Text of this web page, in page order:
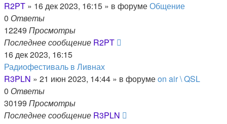
R2PT » 16 дек 2023, 16:15 » в форумеОбщение
0 Ответы
12249 Просмотры
Последнее сообщение R2PT
16 дек 2023, 16:15
Радиофестиваль в Ливнах
R3PLN » 21 июн 2023, 14:44 » в форумеon air \ QSL
0 Ответы
30199 Просмотры
Последнее сообщение R3PLN